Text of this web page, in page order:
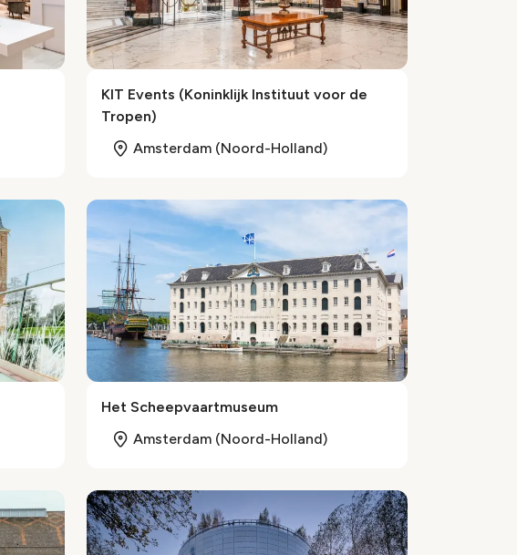
KIT Events (Koninklijk Instituut voor de
Tropen)
Amsterdam (Noord-Holland)
Het Scheepvaartmuseum
Amsterdam (Noord-Holland)